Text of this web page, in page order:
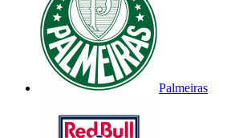
Palmeiras